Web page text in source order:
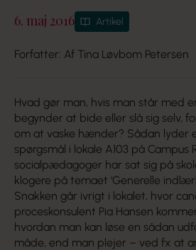
6. maj 2016 Artikel
Forfatter: Af Tina Løvbom Petersen
Hvad gør man, hvis man står med
begynder at bide eller slå sig selv,
om at vaske hænder? Sådan lyder
spørgsmål i lokale A103 på Campus
socialpædagoger har sat sig på
klogere på temaet ‘Generelle
Snakken går ivrigt i lokalet, hvor
proceskonsulent Pia Hansen
hvordan man kan løse en sådan
måde, end man plejer – ved fx at